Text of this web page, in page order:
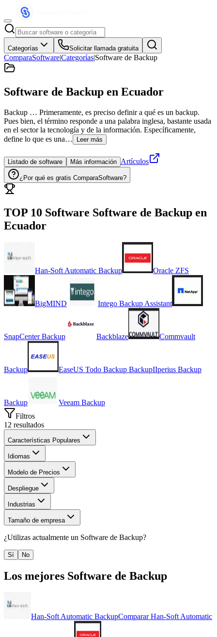
Categorías Solicitar llamada gratuita
ComparaSoftware|Categorías|Software de Backup
Software de Backup en Ecuador
Backup … Primeramente, es preciso definir a qué es un backup.
Pues bien, el término responde a una palabra inglesa, bastante usada
en el sector la tecnología y de la información. Específicamente,
define lo que es una…
Leer más
Listado de software Más información Artículos
¿Por qué es gratis ComparaSoftware?
TOP 10 Software Software de Backup en
Ecuador
Han-Soft Automatic Backup Oracle ZFS
BigMIND Intego Backup Assistant
SnapCenter Backup Backblaze Commvault
Backup EaseUS Todo Backup BackupIIperius Backup
Backup
Veeam Backup
Filtros
12 resultados
Características Populares
Idiomas
Modelo de Precios
Despliegue
Industrias
Tamaño de empresa
¿Utilizas actualmente un Software de Backup?
Sí No
Los mejores Software de Backup
Han-Soft Automatic BackupComparar Han-Soft Automatic